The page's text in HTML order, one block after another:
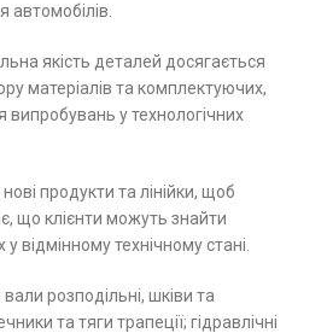
автомобілів.
якість деталей досягається
матеріалів та комплектуючих,
у технологічних
продукти та лінійки, щоб
що клієнти можуть знайти
відмінному технічному стані.
розподільні, шківи та
та тяги трапеції; гідравлічні